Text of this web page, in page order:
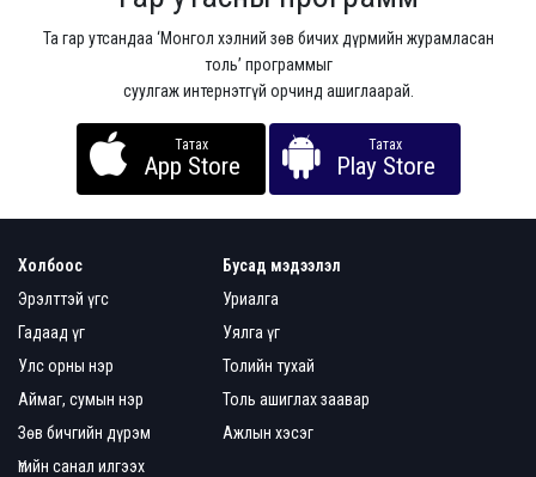
Та гар утсандаа ‘Монгол хэлний зөв бичих дүрмийн журамласан
толь’ программыг
суулгаж интернэтгүй орчинд ашиглаарай.
Татах
App Store
Татах
Play Store
Холбоос
Эрэлттэй үгс
Гадаад үг
Улс орны нэр
Аймаг, сумын нэр
Зөв бичгийн дүрэм
Үгийн санал илгээх
Бусад мэдээлэл
Уриалга
Уялга үг
Толийн тухай
Толь ашиглах заавар
Ажлын хэсэг